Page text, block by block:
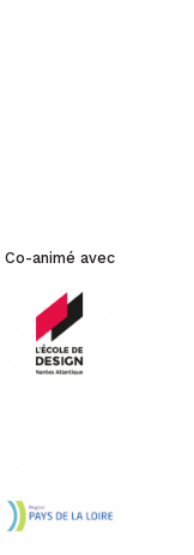
Co-animé avec